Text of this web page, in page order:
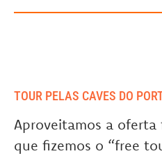
TOUR PELAS CAVES DO
Aproveitamos a
que fizemos o “free